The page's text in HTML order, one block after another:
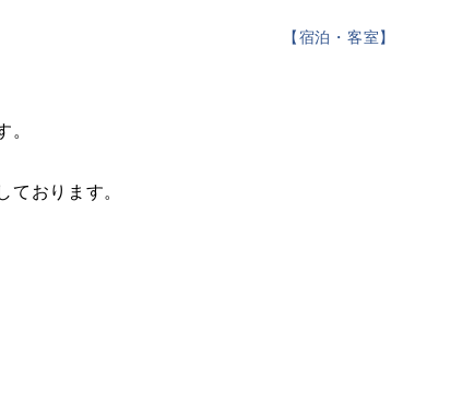
【宿泊・客室】
。
おります。